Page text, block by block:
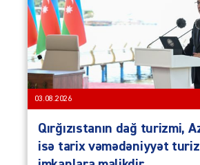
03.08.2026
Qırğızıstanın dağ turizmi,
isə tarix vəmədəniyyət